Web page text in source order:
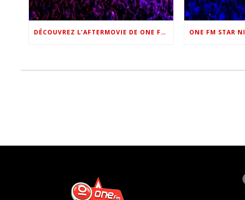
DÉCOUVREZ L’AFTERMOVIE DE ONE FM STAR NIGHT 2022 !